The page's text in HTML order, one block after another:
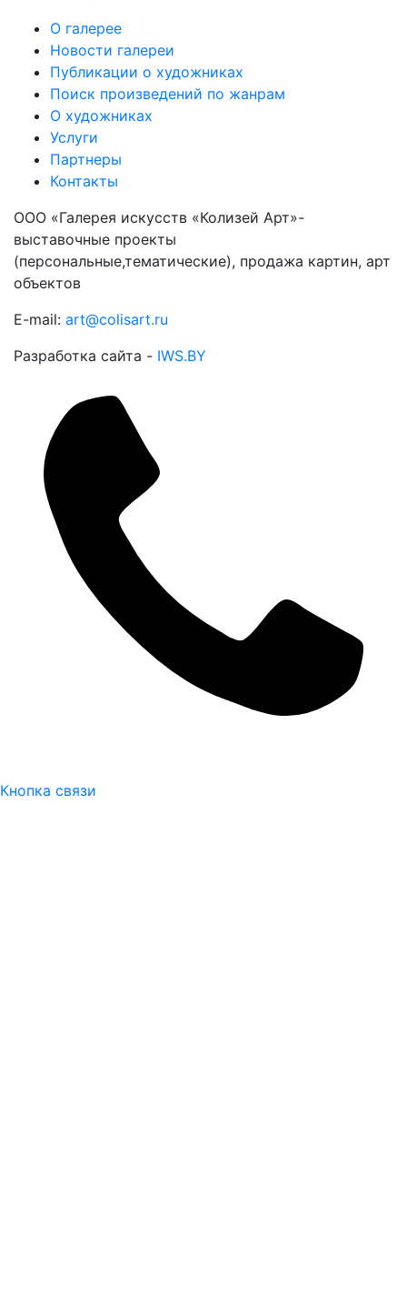
О галерее
Новости галереи
Публикации о художниках
Поиск произведений по жанрам
О художниках
Услуги
Партнеры
Контакты
ООО «Галерея искусств «Колизей Арт»-
выставочные проекты
(персональные,тематические), продажа картин, арт
объектов
E-mail: art@colisart.ru
Разработка сайта - IWS.BY
Кнопка связи